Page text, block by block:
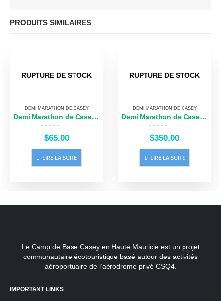
PRODUITS SIMILAIRES
RUPTURE DE STOCK
DEMI MARATHON DE CASEY
Demi Marathon de Casey 21.1km
sur 5
$65.00
LIRE LA SUITE
RUPTURE DE STOCK
DEMI MARATHON DE CASEY
Demi Marathon de Casey – Forfait Logistique
0sur 5
$350.00
LIRE LA SUITE
Le Camp de Base Casey en Haute Mauricie est un projet
communautaire écotouristique basé autour des activités
aéroportuaire de l’aérodrome privé CSQ4.
IMPORTANT LINKS